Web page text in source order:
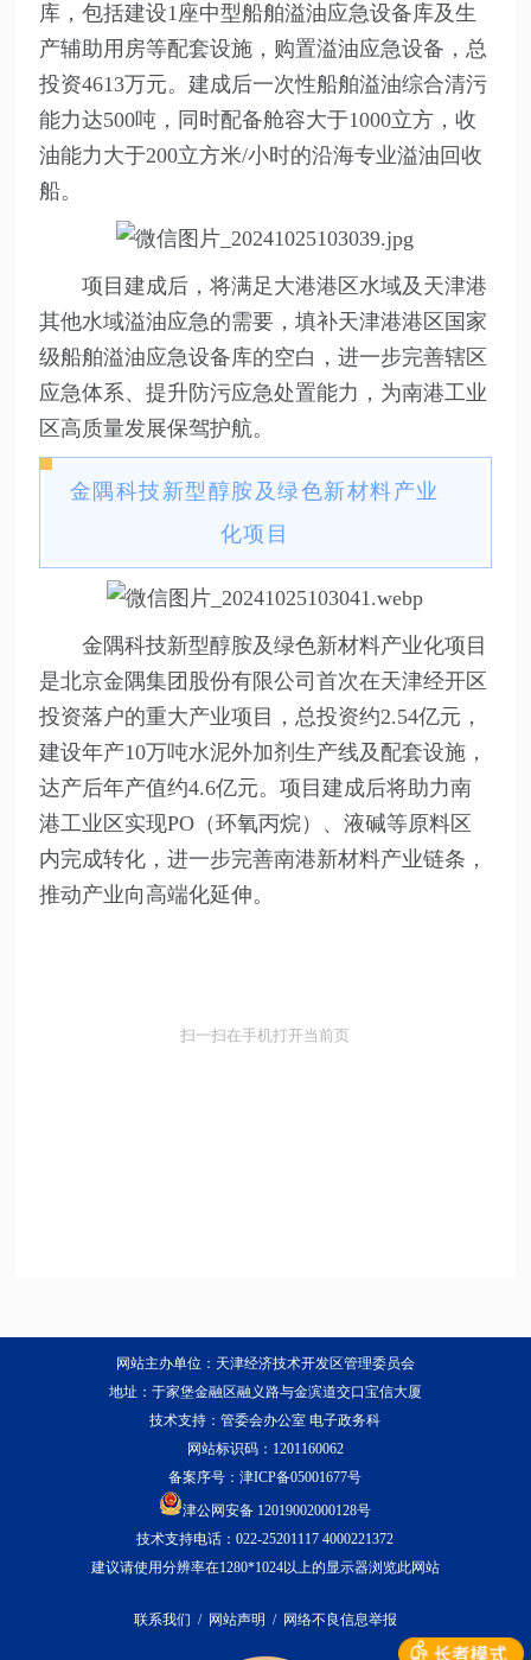
库，包括建设1座中型船舶溢油应急设备库及生
产辅助用房等配套设施，购置溢油应急设备，总
投资4613万元。建成后一次性船舶溢油综合清污
能力达500吨，同时配备舱容大于1000立方，收
油能力大于200立方米/小时的沿海专业溢油回收
船。
项目建成后，将满足大港港区水域及天津港
其他水域溢油应急的需要，填补天津港港区国家
级船舶溢油应急设备库的空白，进一步完善辖区
应急体系、提升防污应急处置能力，为南港工业
区高质量发展保驾护航。
金隅科技新型醇胺及绿色新材料产业
化项目
金隅科技新型醇胺及绿色新材料产业化项目
是北京金隅集团股份有限公司首次在天津经开区
投资落户的重大产业项目，总投资约2.54亿元，
建设年产10万吨水泥外加剂生产线及配套设施，
达产后年产值约4.6亿元。项目建成后将助力南
港工业区实现PO（环氧丙烷）、液碱等原料区
内完成转化，进一步完善南港新材料产业链条，
推动产业向高端化延伸。
扫一扫在手机打开当前页
网站主办单位：天津经济技术开发区管理委员会
地址：于家堡金融区融义路与金滨道交口宝信大厦
技术支持：管委会办公室 电子政务科
网站标识码：1201160062
备案序号：津ICP备05001677号
津公网安备 12019002000128号
技术支持电话：022-25201117 4000221372
建议请使用分辨率在1280*1024以上的显示器浏览此网站
联系我们 / 网站声明 / 网络不良信息举报